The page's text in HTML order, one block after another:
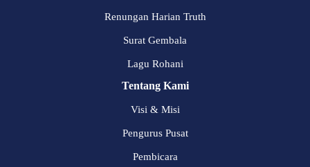
Renungan Harian Truth
Surat Gembala
Lagu Rohani
Tentang Kami
Visi & Misi
Pengurus Pusat
Pembicara